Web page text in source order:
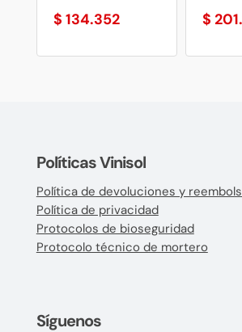
$ 134.352 $
Políticas Vinisol
Política de devoluciones y
Política de privacidad
Protocolos de bioseguridad
Protocolo técnico de mortero
Síguenos